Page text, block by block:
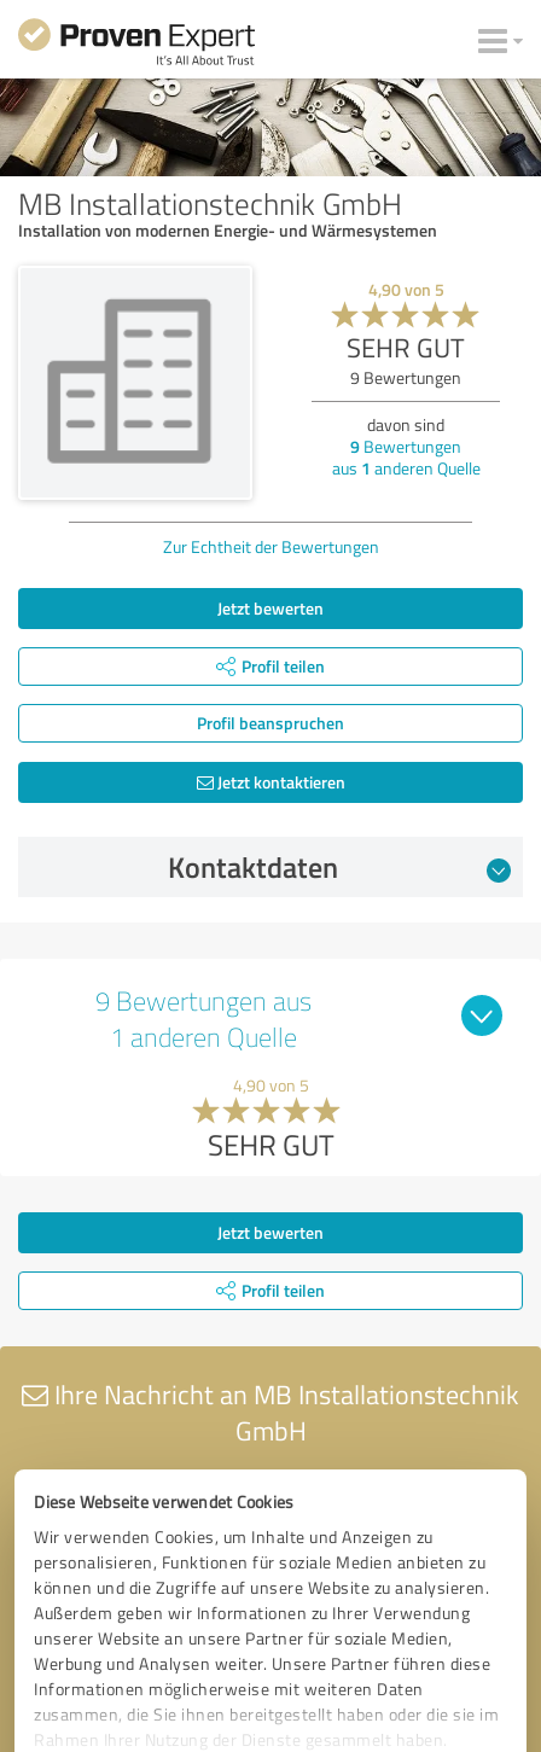
Diese Webseite verwendet Cookies
Wir verwenden Cookies, um Inhalte und Anzeigen zu
personalisieren, Funktionen für soziale Medien anbieten zu
können und die Zugriffe auf unsere Website zu analysieren.
Außerdem geben wir Informationen zu Ihrer Verwendung
unserer Website an unsere Partner für soziale Medien,
Werbung und Analysen weiter. Unsere Partner führen diese
Informationen möglicherweise mit weiteren Daten
zusammen, die Sie ihnen bereitgestellt haben oder die sie im
Rahmen Ihrer Nutzung der Dienste gesammelt haben.
MB Installationstechnik GmbH
Installation von modernen Energie- und Wärmesystemen
4,90von 5
SEHR GUT
9 Bewertungen
davon sind
9 Bewertungen
aus 1 anderen Quelle
Zur Echtheit der Bewertungen
Jetzt bewerten
Profil teilen
Profil beanspruchen
Jetzt kontaktieren
Kontaktdaten
9 Bewertungen aus
1 anderen Quelle
4,90 von 5
SEHR GUT
Jetzt bewerten
Profil teilen
Ihre Nachricht an MB Installationstechnik
GmbH